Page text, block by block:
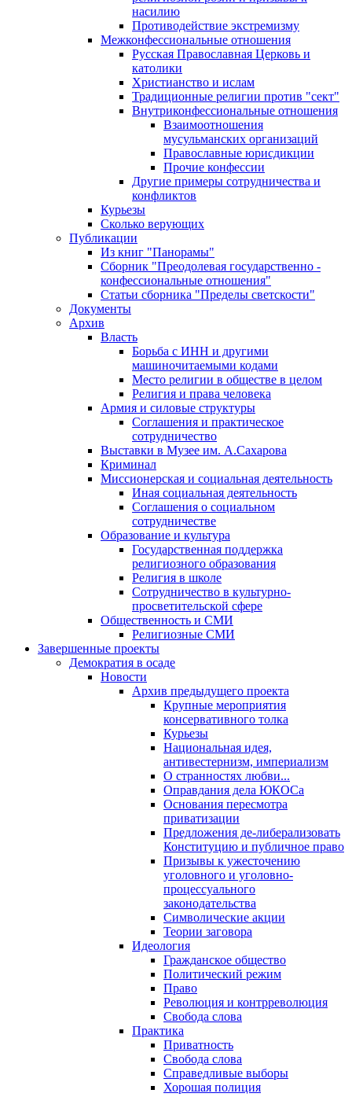
насилию
Противодействие экстремизму
Межконфессиональные отношения
Русская Православная Церковь и
католики
Христианство и ислам
Традиционные религии против "сект"
Внутриконфессиональные отношения
Взаимоотношения
мусульманских организаций
Православные юрисдикции
Прочие конфессии
Другие примеры сотрудничества и
конфликтов
Курьезы
Сколько верующих
Публикации
Из книг "Панорамы"
Сборник "Преодолевая государственно -
конфессиональные отношения"
Статьи сборника "Пределы светскости"
Документы
Архив
Власть
Борьба с ИНН и другими
машиночитаемыми кодами
Место религии в обществе в целом
Религия и права человека
Армия и силовые структуры
Соглашения и практическое
сотрудничество
Выставки в Музее им. А.Сахарова
Криминал
Миссионерская и социальная деятельность
Иная социальная деятельность
Соглашения о социальном
сотрудничестве
Образование и культура
Государственная поддержка
религиозного образования
Религия в школе
Сотрудничество в культурно-
просветительской сфере
Общественность и СМИ
Религиозные СМИ
Завершенные проекты
Демократия в осаде
Новости
Архив предыдущего проекта
Крупные мероприятия
консервативного толка
Курьезы
Национальная идея,
антивестернизм, империализм
О странностях любви...
Оправдания дела ЮКОСа
Основания пересмотра
приватизации
Предложения де-либерализовать
Конституцию и публичное право
Призывы к ужесточению
уголовного и уголовно-
процессуального
законодательства
Символические акции
Теории заговора
Идеология
Гражданское общество
Политический режим
Право
Революция и контрреволюция
Свобода слова
Практика
Приватность
Свобода слова
Справедливые выборы
Хорошая полиция